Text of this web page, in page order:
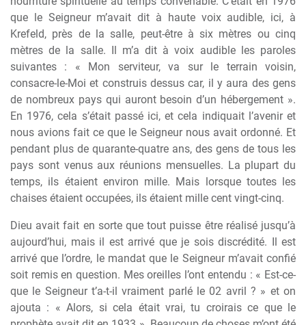
que le Seigneur m’avait dit à haute voix audible, ici, à
Krefeld, près de la salle, peut-être à six mètres ou cinq
mètres de la salle. Il m’a dit à voix audible les paroles
suivantes : « Mon serviteur, va sur le terrain voisin,
consacre-le-Moi et construis dessus car, il y aura des gens
de nombreux pays qui auront besoin d’un hébergement ».
En 1976, cela s’était passé ici, et cela indiquait l’avenir et
nous avions fait ce que le Seigneur nous avait ordonné. Et
pendant plus de quarante-quatre ans, des gens de tous les
pays sont venus aux réunions mensuelles. La plupart du
temps, ils étaient environ mille. Mais lorsque toutes les
chaises étaient occupées, ils étaient mille cent vingt-cinq.
Dieu avait fait en sorte que tout puisse être réalisé jusqu’à
aujourd’hui, mais il est arrivé que je sois discrédité. Il est
arrivé que l’ordre, le mandat que le Seigneur m’avait confié
soit remis en question. Mes oreilles l’ont entendu : « Est-ce-
que le Seigneur t’a-t-il vraiment parlé le 02 avril ? » et on
ajouta : « Alors, si cela était vrai, tu croirais ce que le